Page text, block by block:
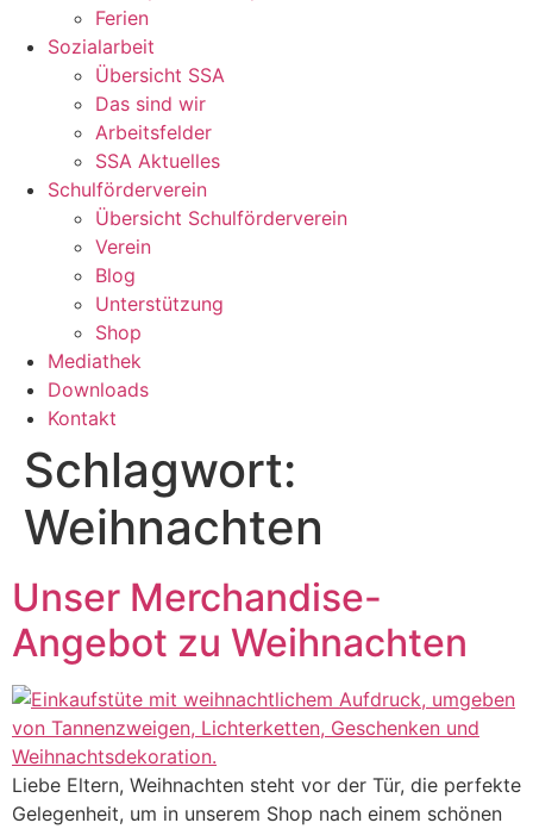
Ferien
Sozialarbeit
Übersicht SSA
Das sind wir
Arbeitsfelder
SSA Aktuelles
Schulförderverein
Übersicht Schulförderverein
Verein
Blog
Unterstützung
Shop
Mediathek
Downloads
Kontakt
Schlagwort:
Weihnachten
Unser Merchandise-
Angebot zu Weihnachten
Liebe Eltern, Weihnachten steht vor der Tür, die perfekte
Gelegenheit, um in unserem Shop nach einem schönen